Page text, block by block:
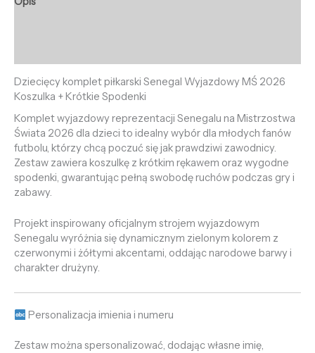
Dziecięcy komplet piłkarski Senegal Wyjazdowy MŚ 2026
Koszulka + Krótkie Spodenki
Komplet wyjazdowy reprezentacji Senegalu na Mistrzostwa
Świata 2026 dla dzieci to idealny wybór dla młodych fanów
futbolu, którzy chcą poczuć się jak prawdziwi zawodnicy.
Zestaw zawiera koszulkę z krótkim rękawem oraz wygodne
spodenki, gwarantując pełną swobodę ruchów podczas gry i
zabawy.
Projekt inspirowany oficjalnym strojem wyjazdowym
Senegalu wyróżnia się dynamicznym zielonym kolorem z
czerwonymi i żółtymi akcentami, oddając narodowe barwy i
charakter drużyny.
Personalizacja imienia i numeru
Zestaw można spersonalizować, dodając własne imię,